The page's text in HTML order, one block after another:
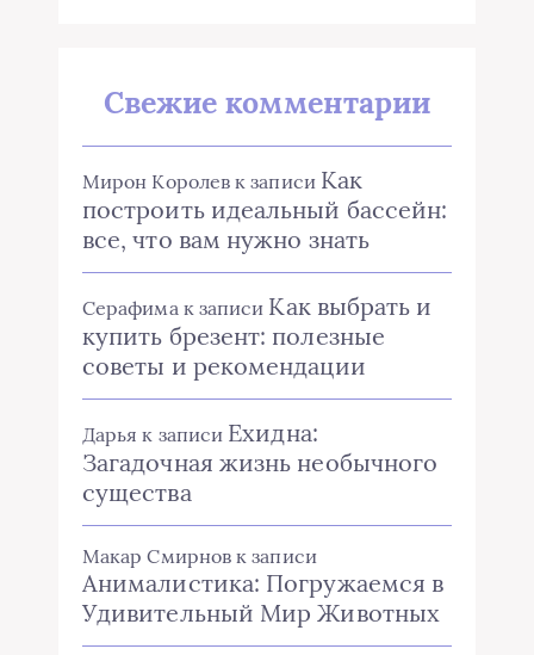
Свежие комментарии
Мирон Королев к записи Как
построить идеальный бассейн:
все, что вам нужно знать
Серафима к записи Как выбрать и
купить брезент: полезные
советы и рекомендации
Дарья к записи Ехидна:
Загадочная жизнь необычного
существа
Макар Смирнов к записи
Анималистика: Погружаемся в
Удивительный Мир Животных